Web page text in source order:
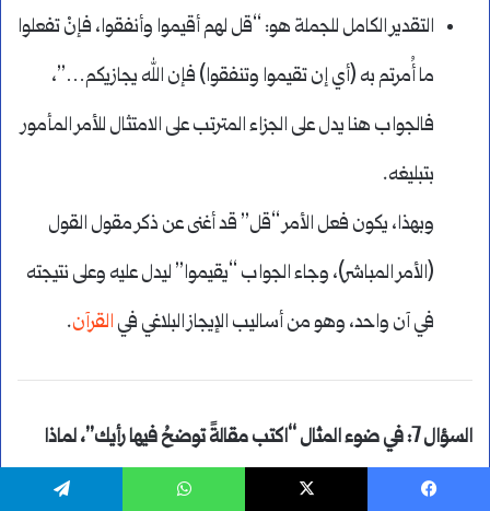
التقدير الكامل للجملة هو: “قل لهم أقيموا وأنفقوا، فإنْ تفعلوا
ما أُمرتم به (أي إن تقيموا وتنفقوا) فإن الله يجازيكم…”،
فالجواب هنا يدل على الجزاء المترتب على الامتثال للأمر المأمور
بتبليغه.
وبهذا، يكون فعل الأمر “قل” قد أغنى عن ذكر مقول القول
(الأمر المباشر)، وجاء الجواب “يقيموا” ليدل عليه وعلى نتيجته
في آن واحد، وهو من أساليب الإيجاز البلاغي في القرآن.
السؤال 7: في ضوء المثال “اكتب مقالةً توضحُ فيها رأيك”، لماذا
جاء الفعل “توضحُ” مرفوعاً وليس مجزوماً حسب تحليل المقالة؟